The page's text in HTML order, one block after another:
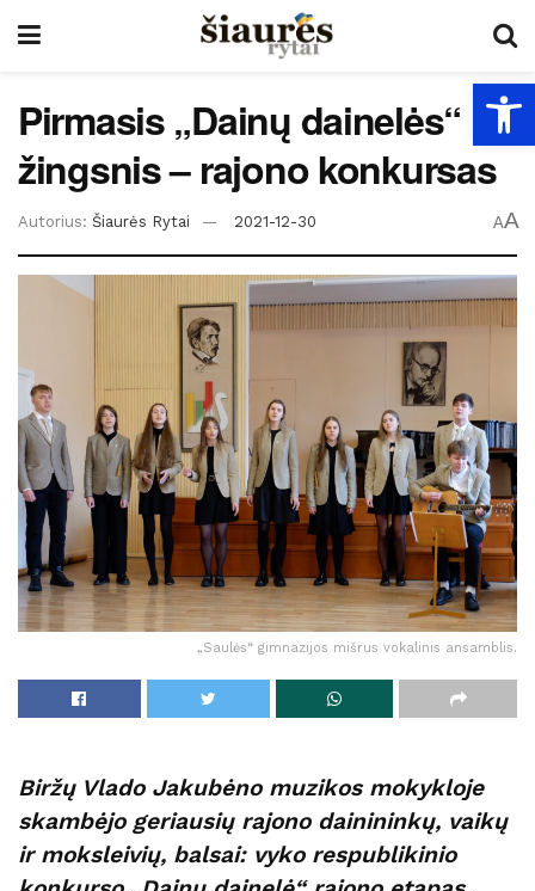
Pirmasis „Dainų dainelės“
žingsnis – rajono konkursas
Autorius: Šiaurės Rytai 2021-12-30 AA
„Saulės“ gimnazijos mišrus vokalinis ansamblis.
Biržų Vlado Jakubėno muzikos mokykloje
skambėjo geriausių rajono dainininkų, vaikų
ir moksleivių, balsai: vyko respublikinio